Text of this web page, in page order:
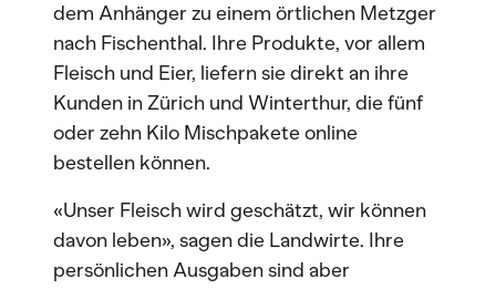
dem Anhänger zu einem örtlichen Metzger
nach Fischenthal. Ihre Produkte, vor allem
Fleisch und Eier, liefern sie direkt an ihre
Kunden in Zürich und Winterthur, die fünf
oder zehn Kilo Mischpakete online
bestellen können.
«Unser Fleisch wird geschätzt, wir können
davon leben», sagen die Landwirte. Ihre
persönlichen Ausgaben sind aber